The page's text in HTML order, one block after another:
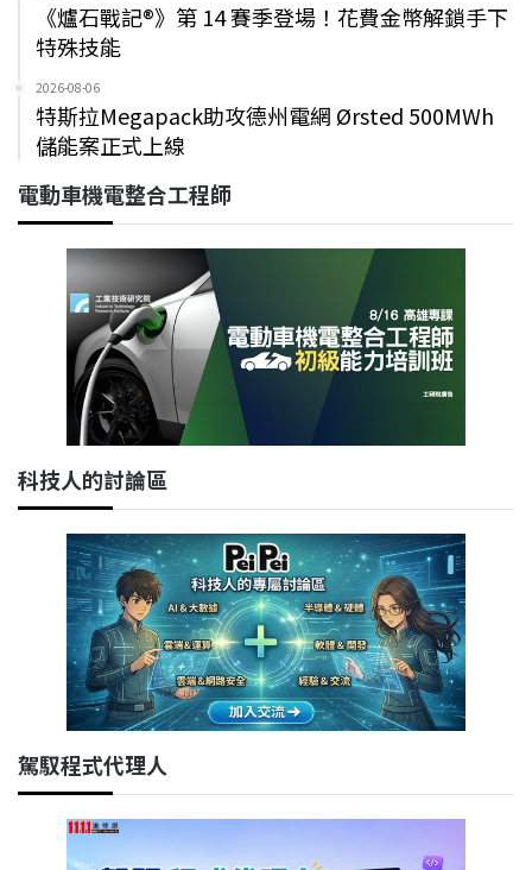
《爐石戰記®》第 14 賽季登場！花費金幣解鎖手下
特殊技能
2026-08-06
特斯拉Megapack助攻德州電網 Ørsted 500MWh
儲能案正式上線
電動車機電整合工程師
科技人的討論區
駕馭程式代理人